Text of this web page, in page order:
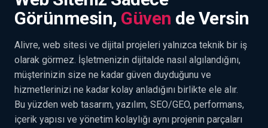
Görünmesin, Güven de Versin
Alivre, web sitesi ve dijital projeleri yalnızca teknik bir iş
olarak görmez. İşletmenizin dijitalde nasıl algılandığını,
müşterinizin size ne kadar güven duyduğunu ve
hizmetlerinizi ne kadar kolay anladığını birlikte ele alır.
Bu yüzden web tasarım, yazılım, SEO/GEO, performans,
içerik yapısı ve yönetim kolaylığı aynı projenin parçaları